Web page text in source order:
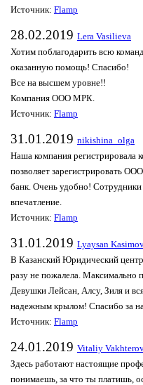
Источник: Flamp
28.02.2019 Lera Vasilieva
Хотим поблагодарить всю
оказанную помощь! Спасибо!
Все на высшем уровне!!
Компания ООО МРК.
Источник: Flamp
31.01.2019 nikishina_olga
Наша компания регистрировала
позволяет зарегистрировать
банк. Очень удобно! Сотрудники
впечатление.
Источник: Flamp
31.01.2019 Lyaysan
В Казанский Юридический
разу не пожалела. Максимально
Девушки Лейсан, Алсу, Зиля и
надежным крылом! Спасибо за
Источник: Flamp
24.01.2019 Vitaliy
Здесь работают настоящие
понимаешь, за что ты платишь,